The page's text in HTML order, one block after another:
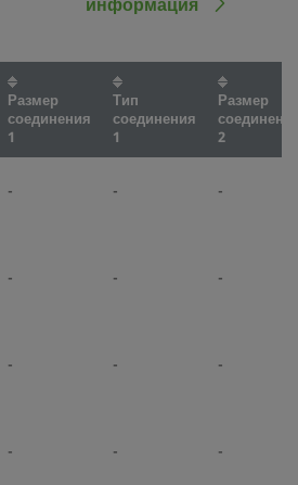
информация
Размер
соединения
1
Тип
соединения
1
Размер
2
- - -
- - -
- - -
- - -